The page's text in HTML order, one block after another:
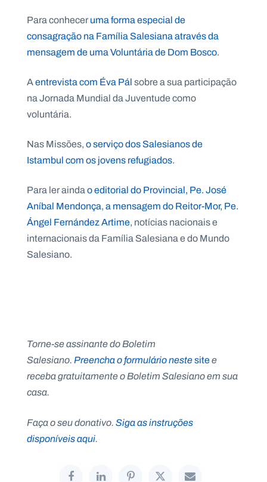
Para conheceruma forma especial de
consagração na Família Salesiana através da
mensagem de uma Voluntária de Dom Bosco.
Aentrevista com Éva Pálsobre a sua participação
na Jornada Mundial da Juventude como
voluntária.
Nas Missões,o serviço dos Salesianos de
Istambul com os jovens refugiados.
Para ler aindao editorial do Provincial, Pe. José
Aníbal Mendonça,a mensagem do Reitor-Mor, Pe.
Ángel Fernández Artime, notícias nacionais e
internacionais da Família Salesiana e do Mundo
Salesiano.
Torne-se assinante do Boletim
Salesiano.Preencha o formulário nestesitee
receba gratuitamente o Boletim Salesiano em sua
casa.
Faça o seu donativo.Siga as instruções
disponíveis aqui.
a
n
o
s
p
t
g
e
n
d
n
t
a
o
s
N
e
w
s